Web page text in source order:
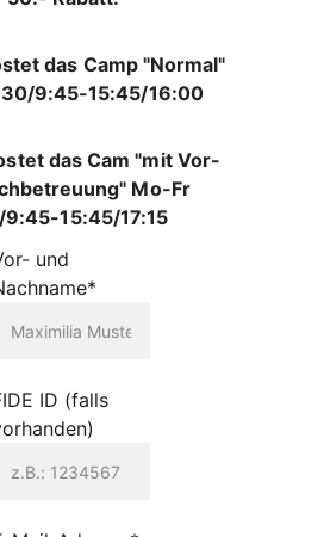
das Camp "Normal"
9:45-15:45/16:00
das Cam "mit Vor-
Mo-Fr
9:45-15:45/17:15
und
ID (falls